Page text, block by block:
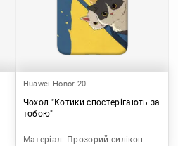
Huawei Honor 20
Чохол "Котики спостерігають за
тобою"
Матеріал: Прозорий силікон